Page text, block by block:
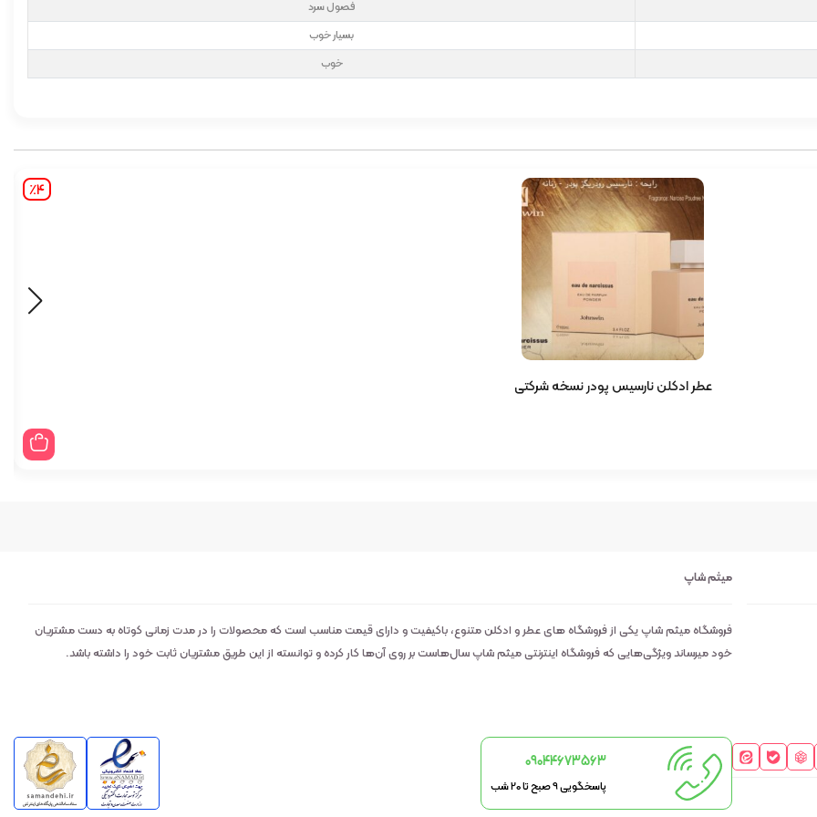
فصول سرد
بسیار خوب
خوب
٪4
عطر ادکلن نارسیس پودر نسخه شرکتی
میثم شاپ
فروشگاه میثم شاپ یکی از فروشگاه های عطر و ادکلن متنوع، باکیفیت و دارای قیمت مناسب است که محصولات را در مدت زمانی کوتاه به دست مشتریان
خود میرساند ویژگی‌هایی که فروشگاه اینترنتی میثم شاپ سال‌هاست بر روی آن‌ها کار کرده و توانسته از این طریق مشتریان ثابت خود را داشته باشد.
09044673563
پاسخگویی 9 صبح تا 20 شب